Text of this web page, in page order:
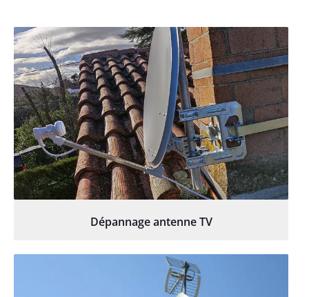
Dépannage antenne TV